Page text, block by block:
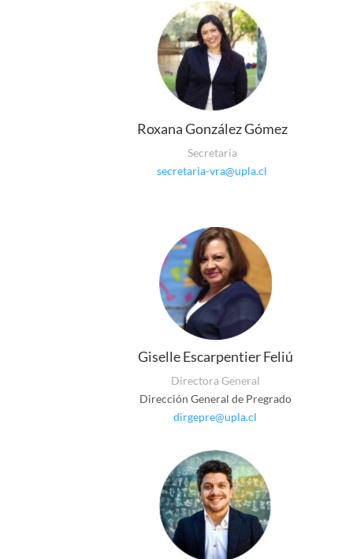
Roxana González Gómez
Secretaria
secretaria-vra@upla.cl
Giselle Escarpentier Feliú
Directora General
Dirección General de Pregrado
dirgepre@upla.cl